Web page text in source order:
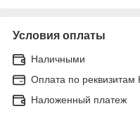
Условия оплаты
Наличными
Оплата по
Наложенный платеж